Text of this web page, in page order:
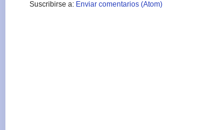
Suscribirse a: Enviar comentarios (Atom)